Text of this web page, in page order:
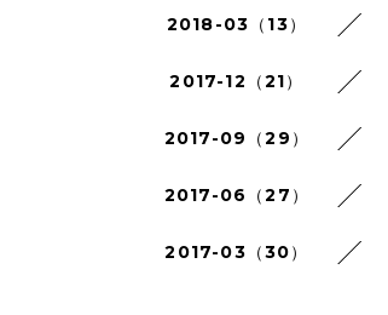
2018-03（13）
2017-12（21）
2017-09（29）
2017-06（27）
2017-03（30）